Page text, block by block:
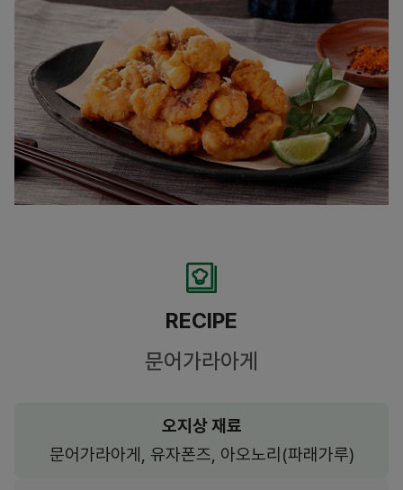
RECIPE
문어가라아게
오지상 재료
문어가라아게, 유자폰즈, 아오노리(파래가루)